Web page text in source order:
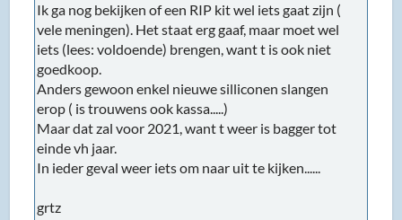
Ik ga nog bekijken of een RIP kit wel iets gaat zijn (
vele meningen). Het staat erg gaaf, maar moet wel
iets (lees: voldoende) brengen, want t is ook niet
goedkoop.
Anders gewoon enkel nieuwe silliconen slangen
erop ( is trouwens ook kassa.....)
Maar dat zal voor 2021, want t weer is bagger tot
einde vh jaar.
In ieder geval weer iets om naar uit te kijken......
grtz